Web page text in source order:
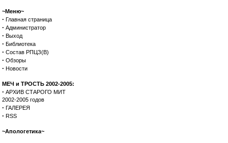
~Меню~
· Главная страница
· Администратор
· Выход
· Библиотека
· Состав РПЦЗ(В)
· Обзоры
· Новости
МЕЧ и ТРОСТЬ 2002-2005:
· АРХИВ СТАРОГО МИТ
2002-2005 годов
· ГАЛЕРЕЯ
· RSS
~Апологетика~